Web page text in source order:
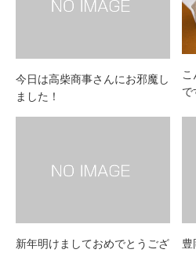
今日は高柴商事さんにお邪魔し
ました！
で
新年明けましておめでとうござ
豊